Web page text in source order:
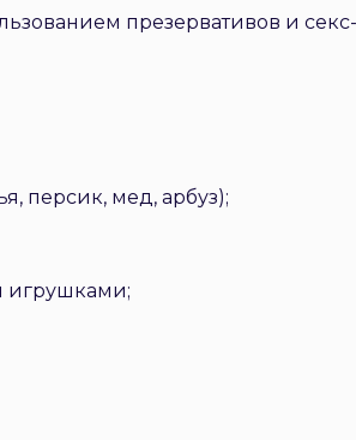
презервативов и
персик, мед, арбуз);
игрушками;